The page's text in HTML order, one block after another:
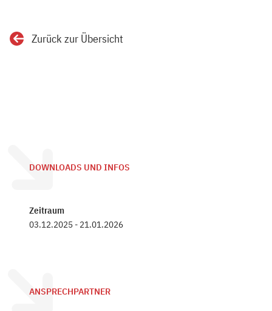
Zurück zur Übersicht
DOWNLOADS UND INFOS
Zeitraum
03.12.2025 - 21.01.2026
ANSPRECHPARTNER